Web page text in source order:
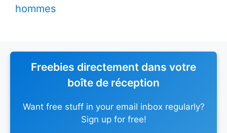
hommes
Freebies directement dans votre
boîte de réception
Want free stuff in your email inbox regularly?
Sign up for free!